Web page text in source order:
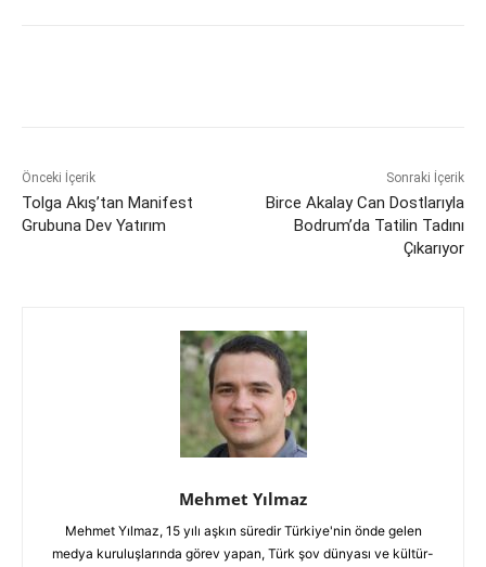
Önceki İçerik
Tolga Akış’tan Manifest
Grubuna Dev Yatırım
Sonraki İçerik
Birce Akalay Can Dostlarıyla
Bodrum’da Tatilin Tadını
Çıkarıyor
Mehmet Yılmaz
Mehmet Yılmaz, 15 yılı aşkın süredir Türkiye'nin önde gelen
medya kuruluşlarında görev yapan, Türk şov dünyası ve kültür-